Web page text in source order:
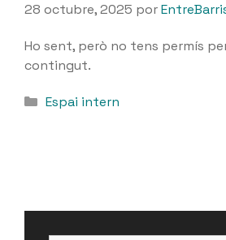
28 octubre, 2025 por
Ho sent, però no tens permís
contingut.
Categorías
Espai intern